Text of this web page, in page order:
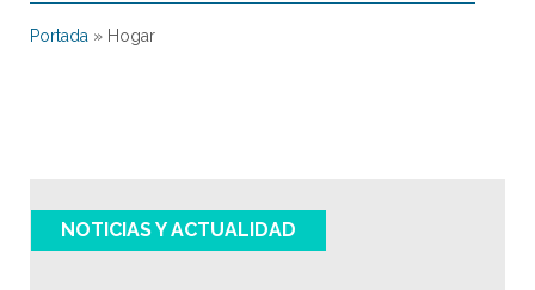
Portada » Hogar
NOTICIAS Y ACTUALIDAD